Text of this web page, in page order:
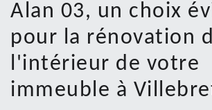
Alan 03, un choix
pour la rénovation
l'intérieur de votre
immeuble à